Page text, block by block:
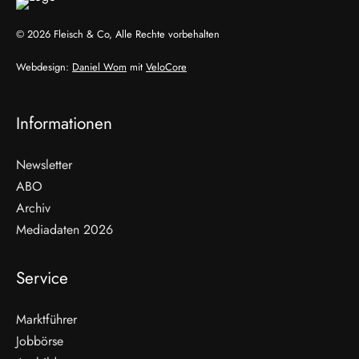
© 2026 Fleisch & Co, Alle Rechte vorbehalten
Webdesign: Daniel Wom mit VeloCore
Informationen
Newsletter
ABO
Archiv
Mediadaten 2026
Service
Marktführer
Jobbörse